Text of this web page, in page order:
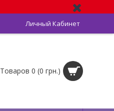
Личный Кабинет
Товаров 0 (0 грн.)